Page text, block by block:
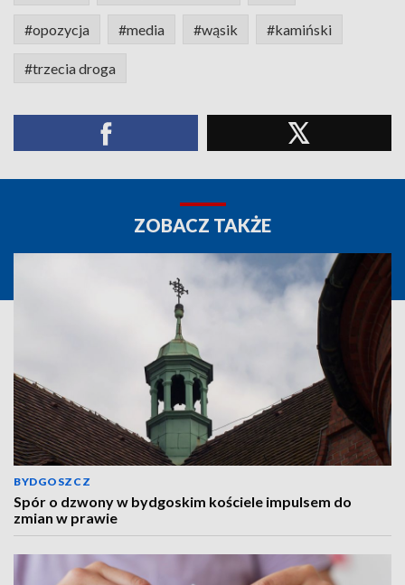
#opozycja #media #wąsik #kamiński
#trzecia droga
ZOBACZ TAKŻE
BYDGOSZCZ
Spór o dzwony w bydgoskim kościele impulsem do
zmian w prawie